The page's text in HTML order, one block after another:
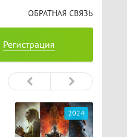
ОБРАТНАЯ СВЯЗЬ
Регистрация
2024